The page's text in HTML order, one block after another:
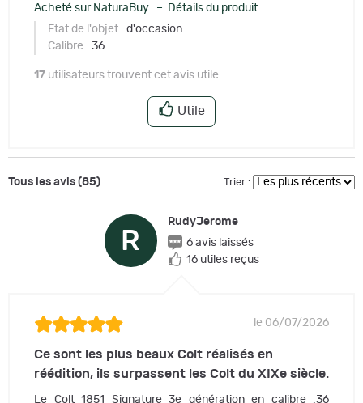
Acheté sur NaturaBuy – Détails du produit
Etat de l'objet : d'occasion
Calibre : 36
17 utilisateurs trouvent cet avis utile
Utile
Tous les avis (85) Trier :
R
RudyJerome
6 avis laissés
16 utiles reçus
le 06/07/2026
Ce sont les plus beaux Colt réalisés en
réédition, ils surpassent les Colt du XIXe siècle.
Le Colt 1851 Signature 3e génération en calibre .36